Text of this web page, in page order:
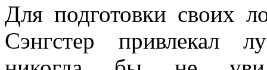
Для подготовки своих
Сэнгстер привлекал